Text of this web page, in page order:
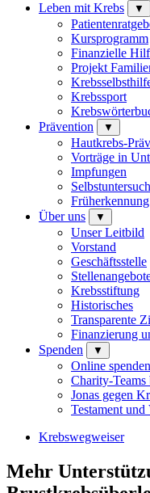
Leben mit Krebs
▼
Kursprogramm
Finanzielle
Projekt
Krebssport
Prävention
▼
Hautkrebs-
Vorträge in
Impfungen
Früherkennung
Über uns
▼
Unser Leitbild
Vorstand
Geschäftsstelle
Krebsstiftung
Historisches
Transparente
Finanzierung
Spenden
▼
Online spenden
Charity-
Jonas gegen
Testament und
Krebswegweiser
Mehr